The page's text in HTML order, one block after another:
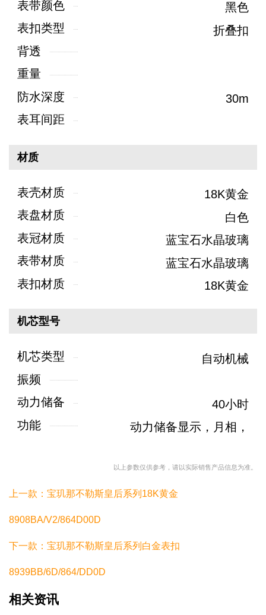
表带颜色
黑色
表扣类型
折叠扣
背透
重量
防水深度
30m
表耳间距
材质
表壳材质
18K黄金
表盘材质
白色
表冠材质
蓝宝石水晶玻璃
表带材质
蓝宝石水晶玻璃
表扣材质
18K黄金
机芯型号
机芯类型
自动机械
振频
动力储备
40小时
功能
动力储备显示，月相，
以上参数仅供参考，请以实际销售产品信息为准。
上一款：宝玑那不勒斯皇后系列18K黄金
8908BA/V2/864D00D
下一款：宝玑那不勒斯皇后系列白金表扣
8939BB/6D/864/DD0D
相关资讯